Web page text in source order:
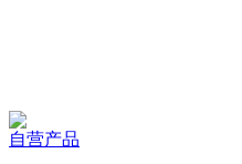
自营产品